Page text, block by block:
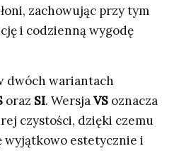
zachowując przy tym
i codzienną wygodę
dwóch wariantach
oraz SI. WersjaVS oznacza
czystości, dzięki czemu
wyjątkowo estetycznie i